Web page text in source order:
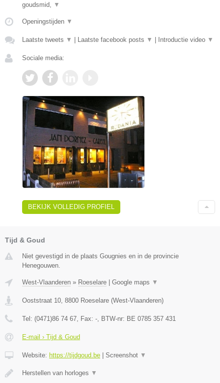
goudsmid, ▼
Openingstijden ▼
Laatste tweets ▼ Laatste facebook posts ▼ Introductie video ▼
Sociale media:
BEKIJK VOLLEDIG PROFIEL
Tijd & Goud
Niet gevestigd in de plaats Gougnies en in de provincie
Henegouwen.
West-Vlaanderen » Roeselare | Google maps ▼
Ooststraat 10 8800 Roeselare (West-Vlaanderen)
Tel: (0471)86 74 67 , Fax: - , BTW-nr: BE 0785 357 431
E-mail › Tijd & Goud
Website: https://tijdgoud.be | Screenshot ▼
Herstellen van horloges ▼